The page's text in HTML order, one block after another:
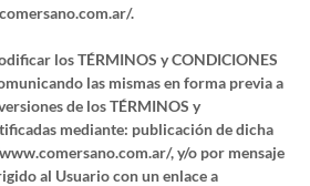
.
los TÉRMINOS y CONDICIONES
las mismas en forma previa a
de los TÉRMINOS y
mediante: publicación de dicha
, y/o por mensaje
al Usuario con un enlace a